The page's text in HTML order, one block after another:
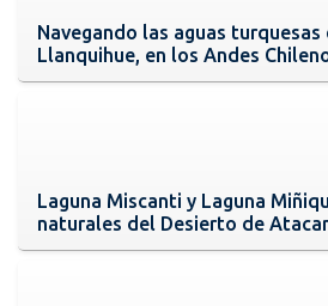
Navegando las aguas turquesas
Llanquihue, en los Andes
Laguna Miscanti y Laguna
naturales del Desierto de